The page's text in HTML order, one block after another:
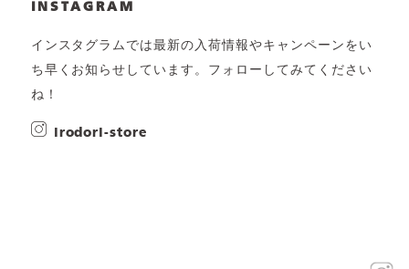
INSTAGRAM
インスタグラムでは最新の入荷情報やキャンペーンをい
ち早くお知らせしています。フォローしてみてください
ね！
irodori-store